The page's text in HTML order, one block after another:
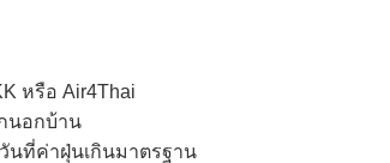
หรือ Air4Thai
นอกบ้าน
นที่ค่าฝุ่นเกินมาตรฐาน